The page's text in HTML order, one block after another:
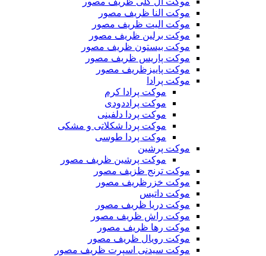
موکت النا ظریف مصور
موکت الیت ظریف مصور
موکت برلین ظریف مصور
موکت بیستون ظریف مصور
موکت پاریس ظریف مصور
موکت پاییزظریف مصور
موکت پرادا
موکت پرادا کرم
موکت پراددودی
موکت پردا دلفینی
موکت پردا شکلاتی و مشکی
موکت پردا طوسی
موکت پرشین
موکت پرشین ظریف مصور
موکت ترنج ظزیف مصور
موکت خزرظریف مصور
موکت داتیس
موکت دریا ظریف مصور
موکت راش ظریف مصور
موکت رها ظریف مصور
موکت رویال ظریف مصور
موکت سیدنی اسپرت ظریف مصور